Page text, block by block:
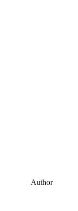
Author